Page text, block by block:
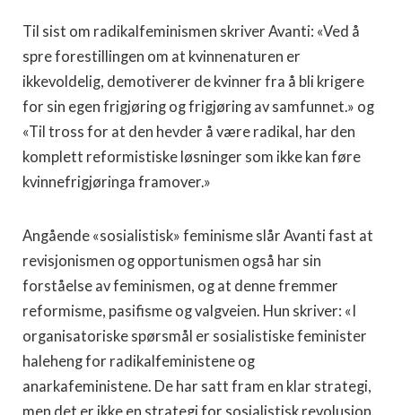
Til sist om radikalfeminismen skriver Avanti: «Ved å
spre forestillingen om at kvinnenaturen er
ikkevoldelig, demotiverer de kvinner fra å bli krigere
for sin egen frigjøring og frigjøring av samfunnet.» og
«Til tross for at den hevder å være radikal, har den
komplett reformistiske løsninger som ikke kan føre
kvinnefrigjøringa framover.»
Angående «sosialistisk» feminisme slår Avanti fast at
revisjonismen og opportunismen også har sin
forståelse av feminismen, og at denne fremmer
reformisme, pasifisme og valgveien. Hun skriver: «I
organisatoriske spørsmål er sosialistiske feminister
haleheng for radikalfeministene og
anarkafeministene. De har satt fram en klar strategi,
men det er ikke en strategi for sosialistisk revolusjon.